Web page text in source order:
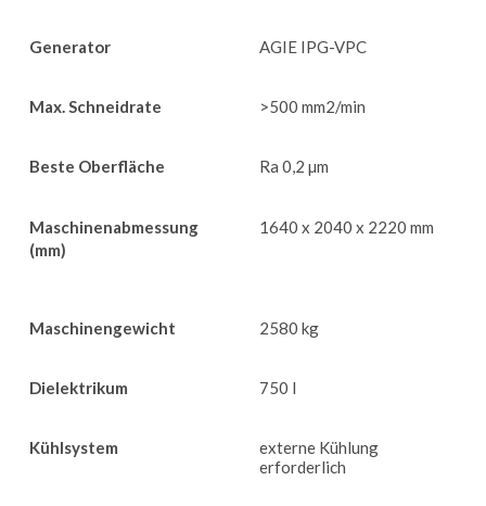
Generator AGIE IPG-VPC
Max. Schneidrate >500 mm2/min
Beste Oberfläche Ra 0,2 µm
Maschinenabmessung
(mm)
1640 x 2040 x 2220 mm
Maschinengewicht 2580 kg
Dielektrikum 750 l
Kühlsystem
externe Kühlung
erforderlich